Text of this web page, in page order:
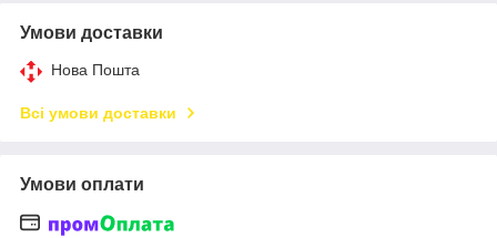
Умови доставки
Нова Пошта
Всі умови доставки
Умови оплати